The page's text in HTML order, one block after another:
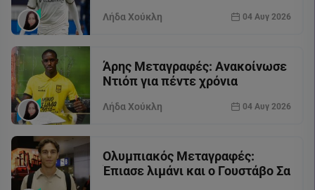
Λήδα Χούκλη 04 Αυγ 2026
Άρης Μεταγραφές: Ανακοίνωσε
Ντιόπ για πέντε χρόνια
Λήδα Χούκλη 04 Αυγ 2026
Ολυμπιακός Μεταγραφές:
Έπιασε λιμάνι και ο Γουστάβο Σα